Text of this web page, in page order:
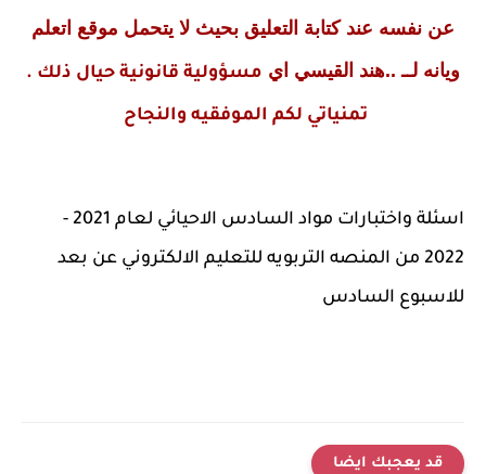
عن نفسه عند كتابة التعليق بحيث لا يتحمل موقع اتعلم
ويانه لــ ..هند القيسي اي مسؤولية قانونية حيال ذلك .
تمنياتي لكم الموفقيه والنجاح
اسئلة واختبارات مواد السادس الاحيائي لعام 2021 -
2022 من المنصه التربويه للتعليم الالكتروني عن بعد
للاسبوع السادس
قد يعجبك ايضا